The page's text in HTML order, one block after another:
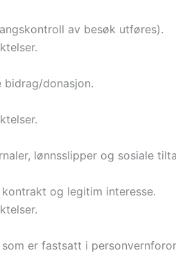
av besøk utføres).
donasjon.
lønnsslipper og sosiale
og legitim interesse.
er fastsatt i